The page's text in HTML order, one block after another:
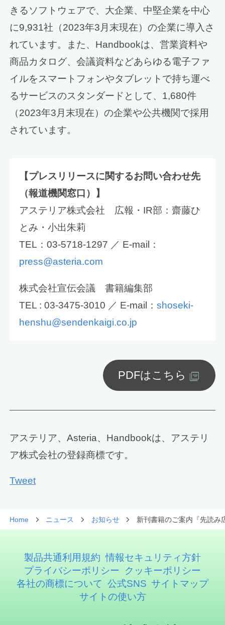
きるソフトウェアで、大企業、中堅企業を中心
に9,931社（2023年3月末現在）の企業に導入さ
れています。また、Handbookは、営業資料や
商品カタログ、会議資料などあらゆる電子ファ
イルをスマートフォンやタブレットで持ち運べ
るサービスのスタンダードとして、1,680件
（2023年3月末現在）の企業や公共機関で採用
されています。
【プレスリリースに関するお問い合わせ先
（報道機関窓口）】
アステリア株式会社 広報・IR部：齋藤ひ
とみ・小出朱莉
TEL：03-5718-1297 ／ E-mail：
press@asteria.com
株式会社宣伝会議 書籍編集部
TEL : 03-3475-3010 ／ E-mail：shoseki-
henshu@sendenkaigi.co.jp
PDFはこちら
アステリア、Asteria、Handbookは、アステリ
ア株式会社の登録商標です。
Tweet
Home ニュース お知らせ 新刊書籍のご案内『先読み
製品共通利用規約 情報セキュリティ方針
プライバシーポリシー
クッキーポリシー
各社の商標について 公式SNS サイトマップ
サイトの使い方